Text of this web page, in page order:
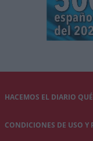
HACEMOS EL DIARIO
CONDICIONES DE USO Y